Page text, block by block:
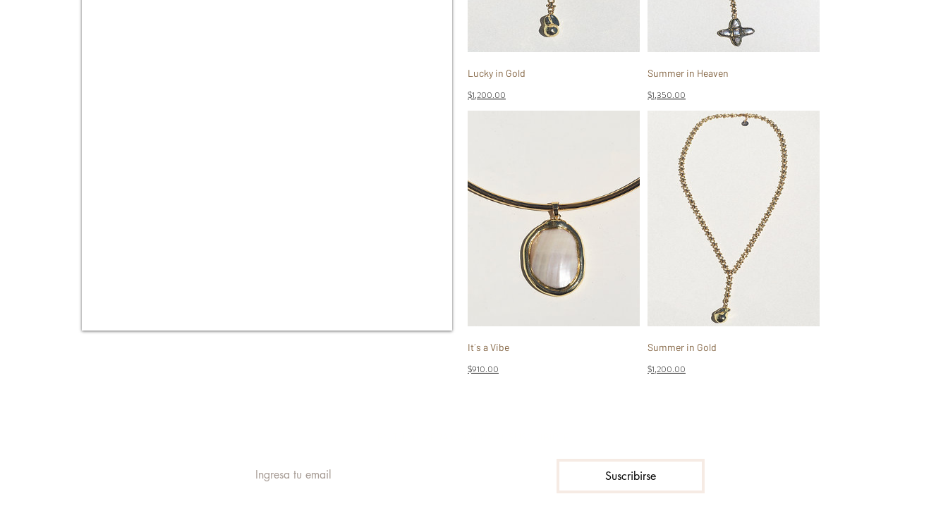
Lucky in Gold
$1,200.00
It´s a Vibe
$910.00
Summer in Heaven
$1,350.00
Summer in Gold
$1,200.00
Suscribirse